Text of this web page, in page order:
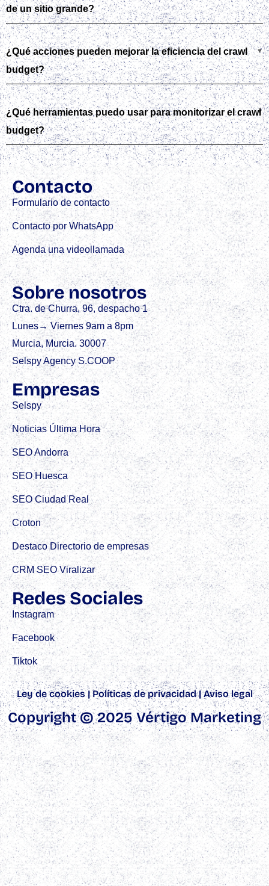
de un sitio grande?
¿Qué acciones pueden mejorar la eficiencia del crawl
budget?
¿Qué herramientas puedo usar para monitorizar el crawl
budget?
Contacto
Formulario de contacto
Contacto por WhatsApp
Agenda una videollamada
Sobre nosotros
Ctra. de Churra, 96, despacho 1
Lunes→ Viernes 9am a 8pm
Murcia, Murcia. 30007
Selspy Agency S.COOP
Empresas
Selspy
Noticias Última Hora
SEO Andorra
SEO Huesca
SEO Ciudad Real
Croton
Destaco Directorio de empresas
CRM SEO Viralizar
Redes Sociales
Instagram
Facebook
Tiktok
Ley de cookies |Políticas de privacidad|Aviso legal
Copyright © 2025 Vértigo Marketing